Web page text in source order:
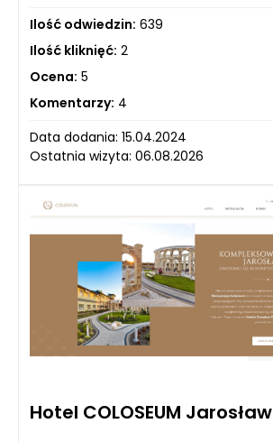
Ilość odwiedzin: 639
Ilość kliknięć: 2
Ocena: 5
Komentarzy: 4
Data dodania: 15.04.2024
Ostatnia wizyta: 06.08.2026
Hotel COLOSEUM Jarosław